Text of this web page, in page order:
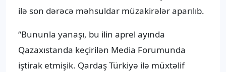
ilə son dərəcə məhsuldar müzakirələr aparılıb.
“Bununla yanaşı, bu ilin aprel ayında
Qazaxıstanda keçirilən Media Forumunda
iştirak etmişik. Qardaş Türkiyə ilə müxtəlif